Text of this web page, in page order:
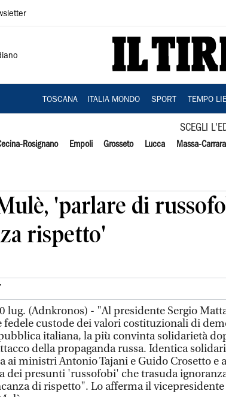
TOSCANA ITALIA MONDO SPORT TEMPO
SCEGLI
Rosignano Empoli Grosseto Lucca Massa-Carrara
'parlare di
rispetto'
lug. (Adnkronos) - "Al presidente Sergio
fedele custode dei valori costituzionali di
italiana, la più convinta solidarietà
della propaganda russa. Identica
ai ministri Antonio Tajani e Guido Crosetto
dei presunti 'russofobi' che trasuda
di rispetto". Lo afferma il vicepresidente